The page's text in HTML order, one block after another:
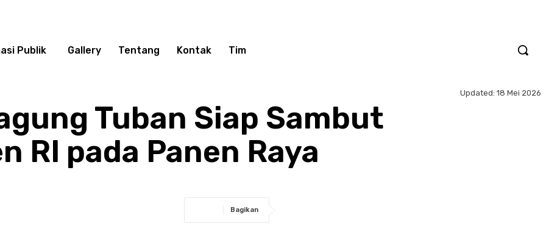
Publik Gallery Tentang Kontak Tim
Updated: 18 Mei 2026
Tuban Siap Sambut
RI pada Panen Raya
Bagikan